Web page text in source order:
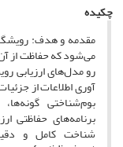
چکیده
مقدمه و هدف:
می‌شود که حفاظت از
رو مدل‌های ارزیابی
آوری اطلاعات از
بوم‌شناختی
برنامه‌های حفاظتی
شناخت کامل و